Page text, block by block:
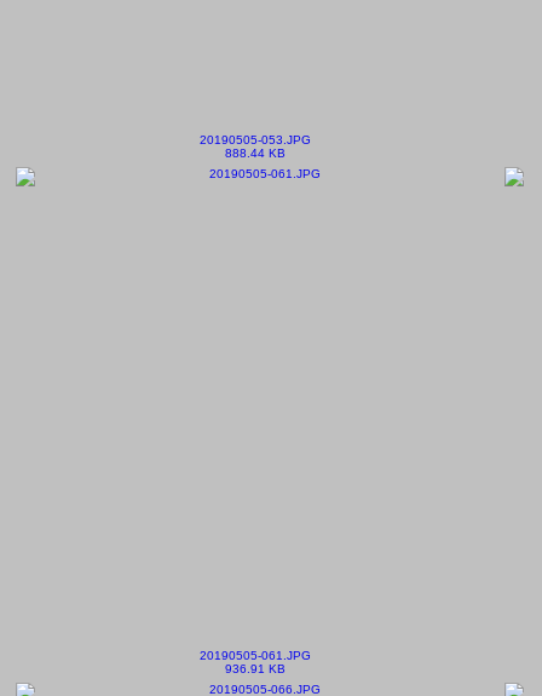
20190505-053.JPG
888.44 KB
20190505-061.JPG
936.91 KB